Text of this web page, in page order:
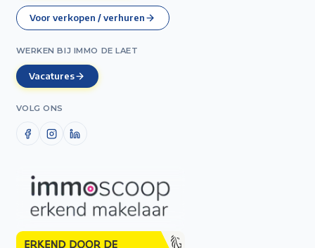
Voor verkopen / verhuren
WERKEN BIJ IMMO DE LAET
Vacatures
VOLG ONS